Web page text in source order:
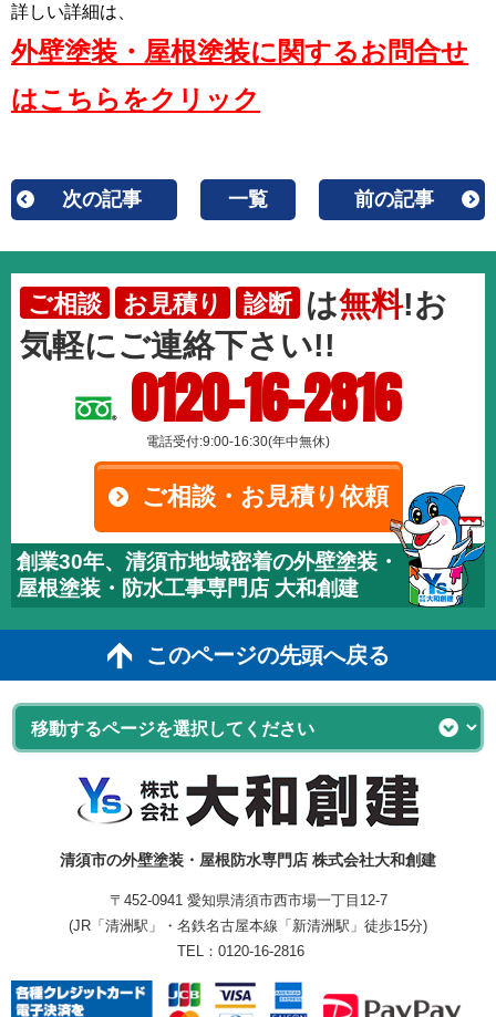
詳しい詳細は、
外壁塗装・屋根塗装に関するお問合せ
はこちらをクリック
次の記事 一覧 前の記事
ご相談 お見積り 診断 は無料!お
気軽にご連絡下さい!!
0120-16-2816
電話受付:9:00-16:30(年中無休)
ご相談・お見積り依頼
創業30年、清須市地域密着の外壁塗装・
屋根塗装・防水工事専門店 大和創建
このページの先頭へ戻る
清須市の外壁塗装・屋根防水専門店 株式会社大和創建
〒452-0941 愛知県清須市西市場一丁目12-7
(JR「清洲駅」・名鉄名古屋本線「新清洲駅」徒歩15分)
TEL： 0120-16-2816